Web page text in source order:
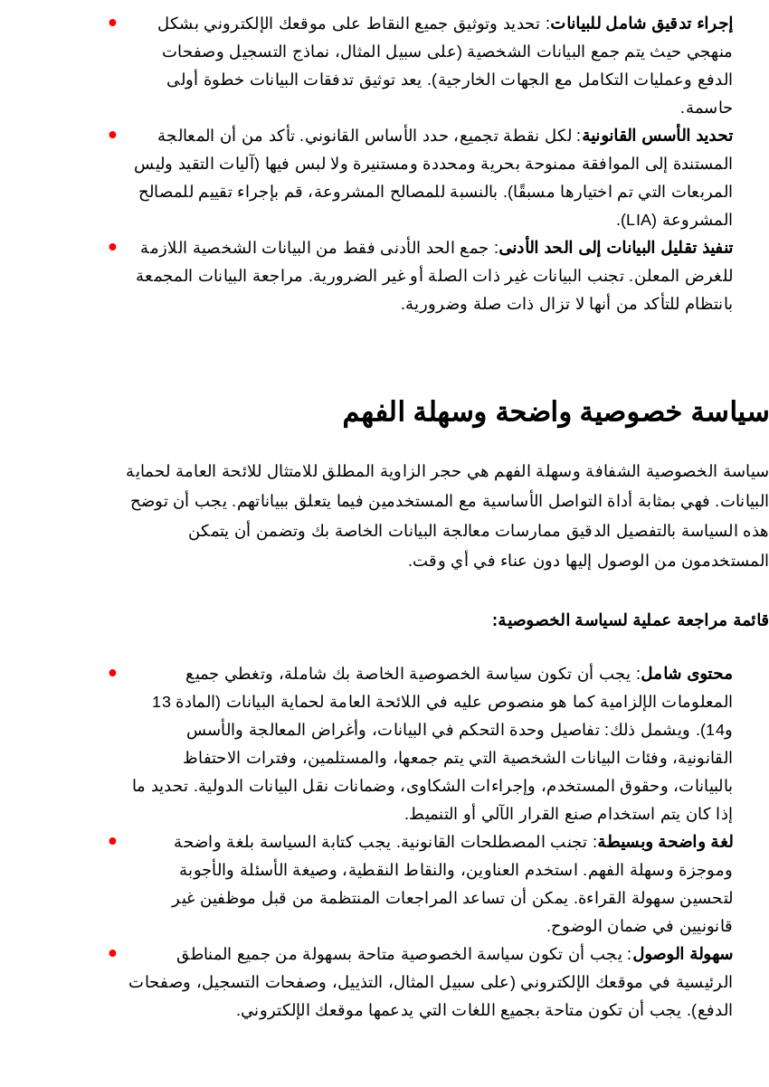
إجراء تدقيق شامل للبيانات: تحديد وتوثيق جميع النقاط على موقعك الإلكتروني بشكل
منهجي حيث يتم جمع البيانات الشخصية (على سبيل المثال، نماذج التسجيل وصفحات
الدفع وعمليات التكامل مع الجهات الخارجية). يعد توثيق تدفقات البيانات خطوة أولى
حاسمة.
تحديد الأسس القانونية: لكل نقطة تجميع، حدد الأساس القانوني. تأكد من أن المعالجة
المستندة إلى الموافقة ممنوحة بحرية ومحددة ومستنيرة ولا لبس فيها (آليات التقيد وليس
المربعات التي تم اختيارها مسبقًا). بالنسبة للمصالح المشروعة، قم بإجراء تقييم للمصالح
المشروعة (LIA).
تنفيذ تقليل البيانات إلى الحد الأدنى: جمع الحد الأدنى فقط من البيانات الشخصية اللازمة
للغرض المعلن. تجنب البيانات غير ذات الصلة أو غير الضرورية. مراجعة البيانات المجمعة
بانتظام للتأكد من أنها لا تزال ذات صلة وضرورية.
سياسة خصوصية واضحة وسهلة الفهم
سياسة الخصوصية الشفافة وسهلة الفهم هي حجر الزاوية المطلق للامتثال للائحة العامة لحماية
البيانات. فهي بمثابة أداة التواصل الأساسية مع المستخدمين فيما يتعلق ببياناتهم. يجب أن توضح
هذه السياسة بالتفصيل الدقيق ممارسات معالجة البيانات الخاصة بك وتضمن أن يتمكن
المستخدمون من الوصول إليها دون عناء في أي وقت.
قائمة مراجعة عملية لسياسة الخصوصية:
محتوى شامل: يجب أن تكون سياسة الخصوصية الخاصة بك شاملة، وتغطي جميع
المعلومات الإلزامية كما هو منصوص عليه في اللائحة العامة لحماية البيانات (المادة 13
و14). ويشمل ذلك: تفاصيل وحدة التحكم في البيانات، وأغراض المعالجة والأسس
القانونية، وفئات البيانات الشخصية التي يتم جمعها، والمستلمين، وفترات الاحتفاظ
بالبيانات، وحقوق المستخدم، وإجراءات الشكاوى، وضمانات نقل البيانات الدولية. تحديد ما
إذا كان يتم استخدام صنع القرار الآلي أو التنميط.
لغة واضحة وبسيطة: تجنب المصطلحات القانونية. يجب كتابة السياسة بلغة واضحة
وموجزة وسهلة الفهم. استخدم العناوين، والنقاط النقطية، وصيغة الأسئلة والأجوبة
لتحسين سهولة القراءة. يمكن أن تساعد المراجعات المنتظمة من قبل موظفين غير
قانونيين في ضمان الوضوح.
سهولة الوصول: يجب أن تكون سياسة الخصوصية متاحة بسهولة من جميع المناطق
الرئيسية في موقعك الإلكتروني (على سبيل المثال، التذييل، وصفحات التسجيل، وصفحات
الدفع). يجب أن تكون متاحة بجميع اللغات التي يدعمها موقعك الإلكتروني.